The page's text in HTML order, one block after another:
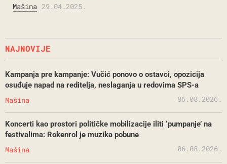
Mašina 29.04.2025.
NAJNOVIJE
Kampanja pre kampanje: Vučić ponovo o ostavci, opozicija
osuđuje napad na reditelja, neslaganja u redovima SPS-a
Mašina 06.08.2026.
Koncerti kao prostori političke mobilizacije iliti ‘pumpanje’ na
festivalima: Rokenrol je muzika pobune
Mašina 06.08.2026.